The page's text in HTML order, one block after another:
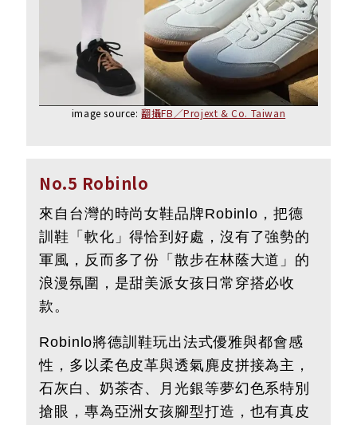
image source: 翻攝FB／Projext & Co. Taiwan
No.5 Robinlo
來自台灣的時尚女鞋品牌Robinlo，把德
訓鞋「軟化」得恰到好處，沒有了強勢的
軍風，反而多了份「散步在林蔭大道」的
浪漫氛圍，是甜美派女孩日常穿搭必收
款。
Robinlo將德訓鞋玩出法式優雅與都會感
性，多以柔色皮革與透氣麂皮拼接為主，
石灰白、奶茶杏、月光銀等夢幻色系特別
搶眼，專為亞洲女孩腳型打造，也有真皮